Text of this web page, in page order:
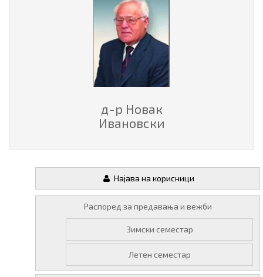
д-р Новак
Ивановски
Најава на корисници
Распоред за предавања и вежби
Зимски семестар
Летен семестар